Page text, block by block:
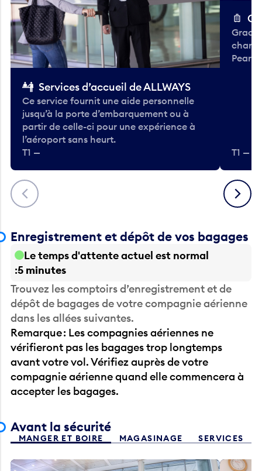
Précédent
Services d’accueil de ALLWAYS
Ce service fournit une aide personnelle
jusqu’à la porte d’embarquement ou à
partir de celle-ci pour une expérience à
l’aéroport sans heurt.
T1 —
T1 —
Suivant
Enregistrement et dépôt de vos bagages
Le temps d'attente actuel est normal
5 minutes
Trouvez les comptoirs d’enregistrement et de
dépôt de bagages de votre compagnie aérienne
dans les allées suivantes.
Remarque : Les compagnies aériennes ne
vérifieront pas les bagages trop longtemps
avant votre vol. Vérifiez auprès de votre
compagnie aérienne quand elle commencera à
accepter les bagages.
Avant la sécurité
MANGER ET BOIRE MAGASINAGE SERVICES